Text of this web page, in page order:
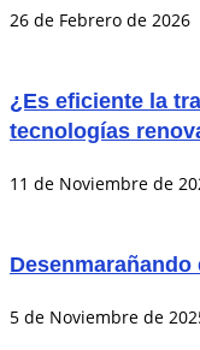
26 de Febrero de 2026
¿Es eficiente la
tecnologías
11 de Noviembre de
5 de Noviembre de